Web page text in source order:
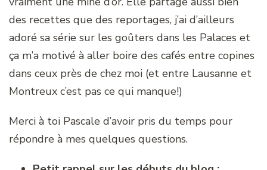
des recettes que des reportages, j’ai d’ailleurs
adoré sa série sur les goûters dans les Palaces et
ça m’a motivé à aller boire des cafés entre copines
dans ceux près de chez moi (et entre Lausanne et
Montreux c’est pas ce qui manque!)
Merci à toi Pascale d’avoir pris du temps pour
répondre à mes quelques questions.